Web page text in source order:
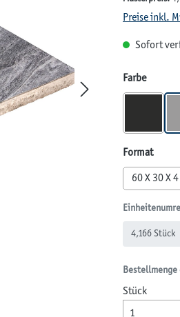
andere
Preise inkl.
Sofort
Farbe
Format
60 X 30 X 4
4,166 Stück
Bestellmenge
Stück